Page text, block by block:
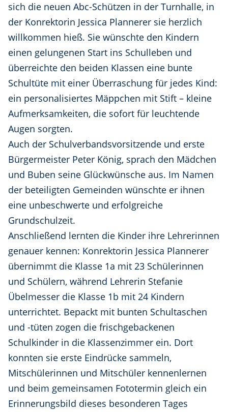
sich die neuen Abc-Schützen in der Turnhalle, in
der Konrektorin Jessica Plannerer sie herzlich
willkommen hieß. Sie wünschte den Kindern
einen gelungenen Start ins Schulleben und
überreichte den beiden Klassen eine bunte
Schultüte mit einer Überraschung für jedes Kind:
ein personalisiertes Mäppchen mit Stift – kleine
Aufmerksamkeiten, die sofort für leuchtende
Augen sorgten.
Auch der Schulverbandsvorsitzende und erste
Bürgermeister Peter König, sprach den Mädchen
und Buben seine Glückwünsche aus. Im Namen
der beteiligten Gemeinden wünschte er ihnen
eine unbeschwerte und erfolgreiche
Grundschulzeit.
Anschließend lernten die Kinder ihre Lehrerinnen
genauer kennen: Konrektorin Jessica Plannerer
übernimmt die Klasse 1a mit 23 Schülerinnen
und Schülern, während Lehrerin Stefanie
Übelmesser die Klasse 1b mit 24 Kindern
unterrichtet. Bepackt mit bunten Schultaschen
und -tüten zogen die frischgebackenen
Schulkinder in die Klassenzimmer ein. Dort
konnten sie erste Eindrücke sammeln,
Mitschülerinnen und Mitschüler kennenlernen
und beim gemeinsamen Fototermin gleich ein
Erinnerungsbild dieses besonderen Tages